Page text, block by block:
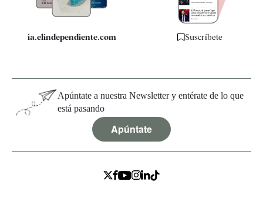
ia.elindependiente.com Suscríbete
Apúntate a nuestra Newsletter y entérate de lo que
está pasando
Apúntate